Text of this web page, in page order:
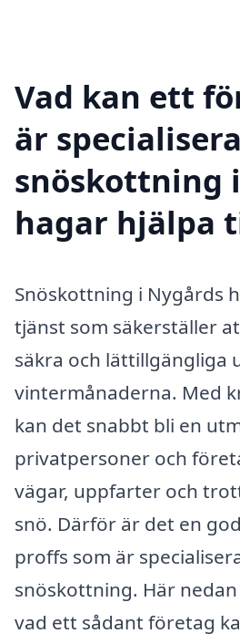
Vad kan ett
är
snöskottning
hagar hjälpa
Snöskottning i Nygårds
tjänst som säkerställer
säkra och lättillgängliga
vintermånaderna. Med
kan det snabbt bli en
privatpersoner och
vägar, uppfarter och
snö. Därför är det en
proffs som är
snöskottning. Här
vad ett sådant företag